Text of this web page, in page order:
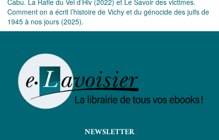
Cabu. La Rafle du Vel d’Hiv (2022) et Le Savoir des victimes.
Comment on a écrit l’histoire de Vichy et du génocide des juifs de
1945 à nos jours (2025).
NEWSLETTER